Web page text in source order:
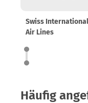
Swiss International
Air Lines
Häufig